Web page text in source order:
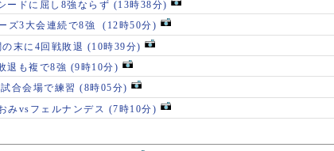
ードに屈し8強ならず (13時38分)
ズ3大会連続で8強 (12時50分)
末に4回戦敗退 (10時39分)
退も複で8強 (9時10分)
合会場で練習 (8時05分)
みvsフェルナンデス (7時10分)